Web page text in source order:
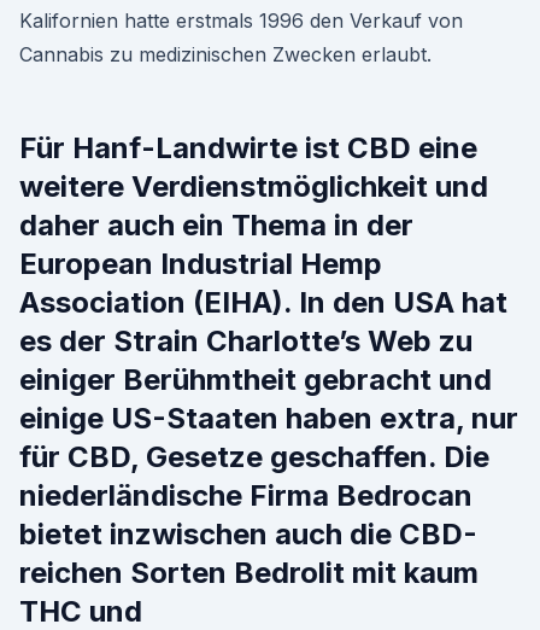
Kalifornien hatte erstmals 1996 den Verkauf von
Cannabis zu medizinischen Zwecken erlaubt.
Für Hanf-Landwirte ist CBD eine
weitere Verdienstmöglichkeit und
daher auch ein Thema in der
European Industrial Hemp
Association (EIHA). In den USA hat
es der Strain Charlotte’s Web zu
einiger Berühmtheit gebracht und
einige US-Staaten haben extra, nur
für CBD, Gesetze geschaffen. Die
niederländische Firma Bedrocan
bietet inzwischen auch die CBD-
reichen Sorten Bedrolit mit kaum
THC und